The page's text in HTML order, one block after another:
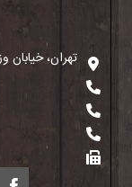
تهران، خیابان